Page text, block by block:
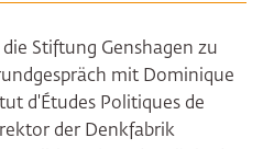
Stiftung Genshagen zu
mit Dominique
d'Études Politiques de
der Denkfabrik